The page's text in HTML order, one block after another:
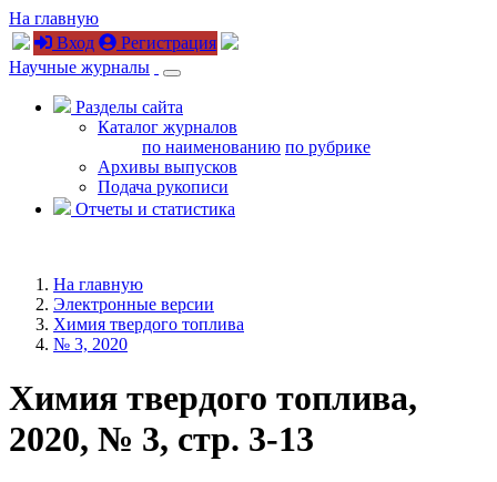
На главную
Вход
Регистрация
Научные журналы
Разделы сайта
Каталог журналов
по наименованию по рубрике
Архивы выпусков
Подача рукописи
Отчеты и статистика
На главную
Электронные версии
Химия твердого топлива
№ 3, 2020
Химия твердого топлива,
2020, № 3, стр. 3-13